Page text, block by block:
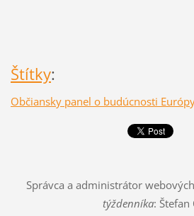
Štítky:
Občiansky panel o budúcnosti
Správca a administrátor
týždenníka: Štefan